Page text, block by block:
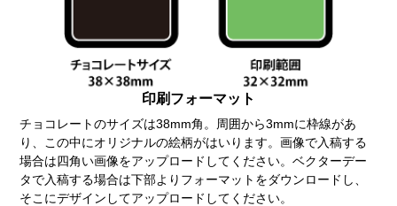
印刷フォーマット
チョコレートのサイズは38mm角。周囲から3mmに枠線があ
り、この中にオリジナルの絵柄がはいります。画像で入稿する
場合は四角い画像をアップロードしてください。ベクターデー
タで入稿する場合は下部よりフォーマットをダウンロードし、
そこにデザインしてアップロードしてください。